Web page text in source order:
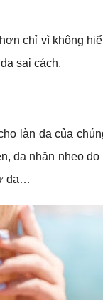
chỉ vì không
sai cách.
làn da của
da nhăn nheo
da…